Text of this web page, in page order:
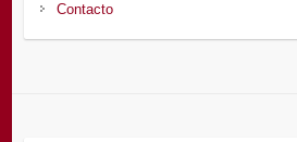
Contacto